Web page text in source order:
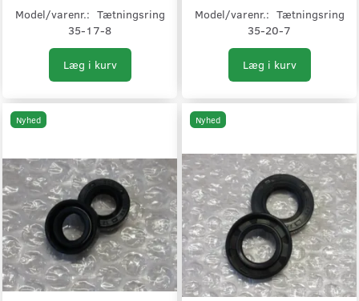
Model/varenr.: Tætningsring
35-17-8
Læg i kurv
Model/varenr.: Tætningsring
35-20-7
Læg i kurv
Nyhed Nyhed